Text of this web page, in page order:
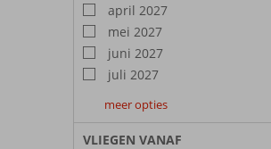
april 2027
mei 2027
juni 2027
juli 2027
augustus
2027
september
2027
oktober
2027
meer opties
VLIEGEN VANAF